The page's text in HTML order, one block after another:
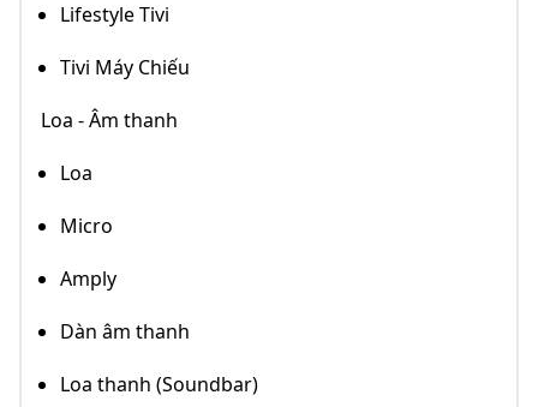
Lifestyle Tivi
Tivi Máy Chiếu
Loa - Âm thanh
Loa
Micro
Amply
Dàn âm thanh
Loa thanh (Soundbar)